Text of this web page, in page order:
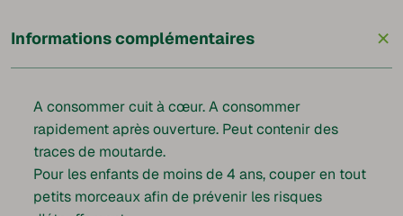
Informations complémentaires +
A consommer cuit à cœur. A consommer
rapidement après ouverture. Peut contenir des
traces de moutarde.
Pour les enfants de moins de 4 ans, couper en tout
petits morceaux afin de prévenir les risques